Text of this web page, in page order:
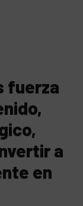
fuerza
a
en